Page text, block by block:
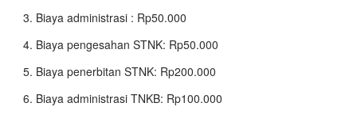
Biaya administrasi : Rp50.000
Biaya pengesahan STNK: Rp50.000
Biaya penerbitan STNK: Rp200.000
Biaya administrasi TNKB: Rp100.000